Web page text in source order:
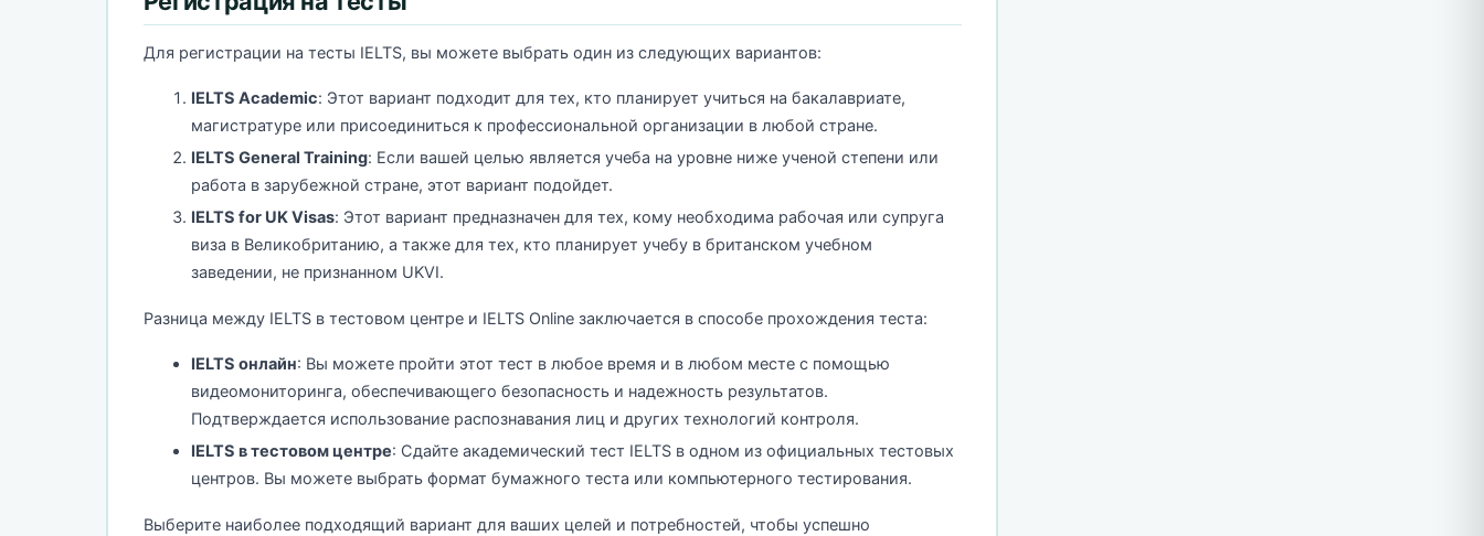
Для регистрации на тесты IELTS, вы можете выбрать один из следующих вариантов:
IELTS Academic: Этот вариант подходит для тех, кто планирует учиться на бакалавриате,
магистратуре или присоединиться к профессиональной организации в любой стране.
IELTS General Training: Если вашей целью является учеба на уровне ниже ученой степени или
работа в зарубежной стране, этот вариант подойдет.
IELTS for UK Visas: Этот вариант предназначен для тех, кому необходима рабочая или супруга
виза в Великобританию, а также для тех, кто планирует учебу в британском учебном
заведении, не признанном UKVI.
Разница между IELTS в тестовом центре и IELTS Online заключается в способе прохождения теста:
IELTS онлайн: Вы можете пройти этот тест в любое время и в любом месте с помощью
видеомониторинга, обеспечивающего безопасность и надежность результатов.
Подтверждается использование распознавания лиц и других технологий контроля.
IELTS в тестовом центре: Сдайте академический тест IELTS в одном из официальных тестовых
центров. Вы можете выбрать формат бумажного теста или компьютерного тестирования.
Выберите наиболее подходящий вариант для ваших целей и потребностей, чтобы успешно